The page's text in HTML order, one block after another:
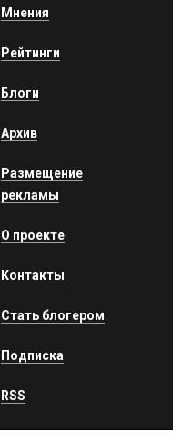
Мнения
Рейтинги
Блоги
Архив
Размещение
рекламы
О проекте
Контакты
Стать блогером
Подписка
RSS